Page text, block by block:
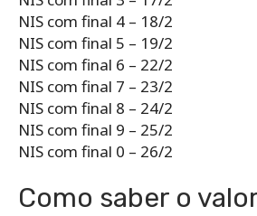
NIS com final 4 – 18/2
NIS com final 5 – 19/2
NIS com final 6 – 22/2
NIS com final 7 – 23/2
NIS com final 8 – 24/2
NIS com final 9 – 25/2
NIS com final 0 – 26/2
Como saber o